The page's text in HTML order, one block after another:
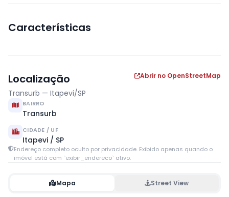
Características
Localização
Transurb — Itapevi/SP
Abrir no OpenStreetMap
BAIRRO
Transurb
CIDADE / UF
Itapevi / SP
Endereço completo oculto por privacidade. Exibido apenas quando o
imóvel está com `exibir_endereco` ativo.
Mapa Street View